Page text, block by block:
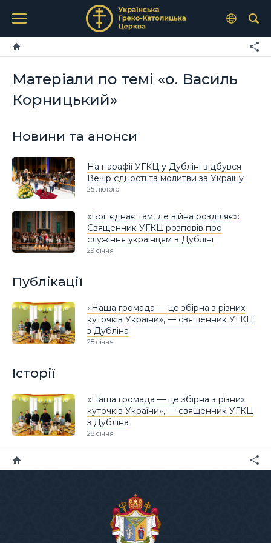
Матеріали по темі «о. Василь
Корницький»
Новини та анонси
На парафії УГКЦ у Дубліні відбувся
Вечір єдності та молитви за Україну
25 лютого
«Бог єднає там, де війна розділяє»:
Священник УГКЦ розповів про
служіння українцям в Дубліні
29 січня
Публікації
«Наша громада — це збірна з різних
куточків України», — священник УГКЦ
з Дубліна
28 січня
Історії
«Наша громада — це збірна з різних
куточків України», — священник УГКЦ
з Дубліна
28 січня